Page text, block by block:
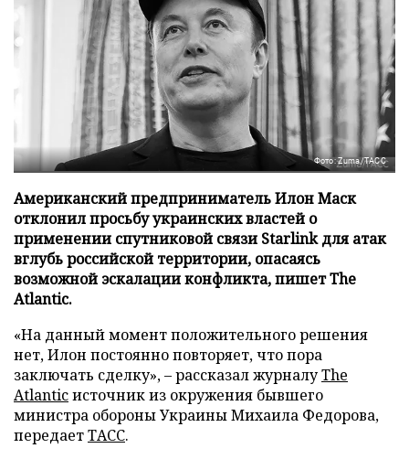
Фото: Zuma/ТАСС
Американский предприниматель Илон Маск
отклонил просьбу украинских властей о
применении спутниковой связи Starlink для атак
вглубь российской территории, опасаясь
возможной эскалации конфликта, пишет The
Atlantic.
«На данный момент положительного решения
нет, Илон постоянно повторяет, что пора
заключать сделку», – рассказал журналуThe
Atlanticисточник из окружения бывшего
министра обороны Украины Михаила Федорова,
передаетТАСС.